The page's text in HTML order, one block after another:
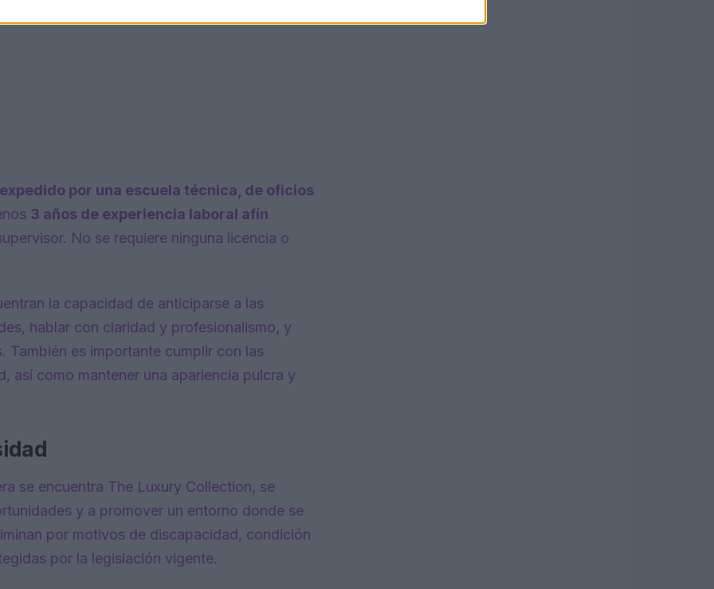
por una escuela técnica, de oficios
3 años de experiencia laboral afín
No se requiere ninguna licencia o
la capacidad de anticiparse a las
hablar con claridad y profesionalismo, y
También es importante cumplir con las
así como mantener una apariencia pulcra y
se encuentra The Luxury Collection, se
y a promover un entorno donde se
por motivos de discapacidad, condición
por la legislación vigente.